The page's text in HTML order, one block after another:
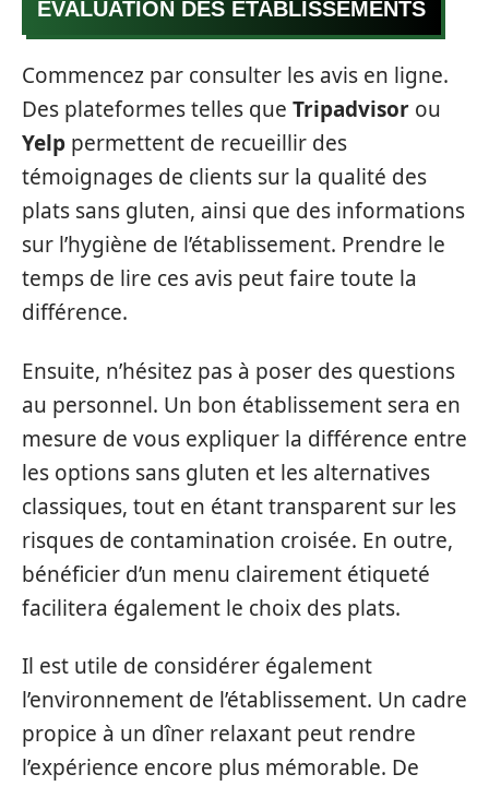
ÉVALUATION DES ÉTABLISSEMENTS
Commencez par consulter les avis en ligne.
Des plateformes telles que Tripadvisor ou
Yelp permettent de recueillir des
témoignages de clients sur la qualité des
plats sans gluten, ainsi que des informations
sur l’hygiène de l’établissement. Prendre le
temps de lire ces avis peut faire toute la
différence.
Ensuite, n’hésitez pas à poser des questions
au personnel. Un bon établissement sera en
mesure de vous expliquer la différence entre
les options sans gluten et les alternatives
classiques, tout en étant transparent sur les
risques de contamination croisée. En outre,
bénéficier d’un menu clairement étiqueté
facilitera également le choix des plats.
Il est utile de considérer également
l’environnement de l’établissement. Un cadre
propice à un dîner relaxant peut rendre
l’expérience encore plus mémorable. De